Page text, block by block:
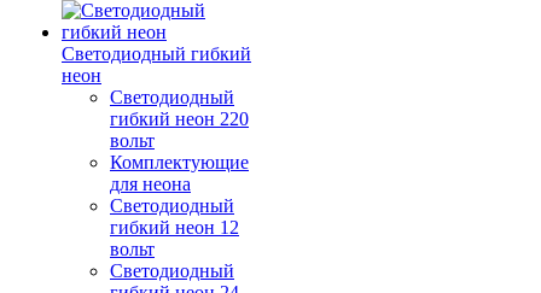
Светодиодный гибкий
неон
Светодиодный
гибкий неон 220
вольт
Комплектующие
для неона
Светодиодный
гибкий неон 12
вольт
Светодиодный